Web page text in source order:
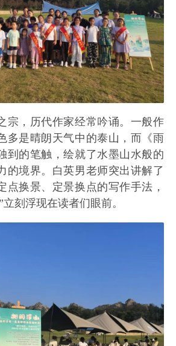
宗，历代作家经常吟诵。一般作
多是晴朗天气中的泰山，而《雨
到的笔触，绘就了水墨山水般的
的境界。白英男老师突出讲解了
点换景、定景换点的写作手法，
刻浮现在读者们眼前。